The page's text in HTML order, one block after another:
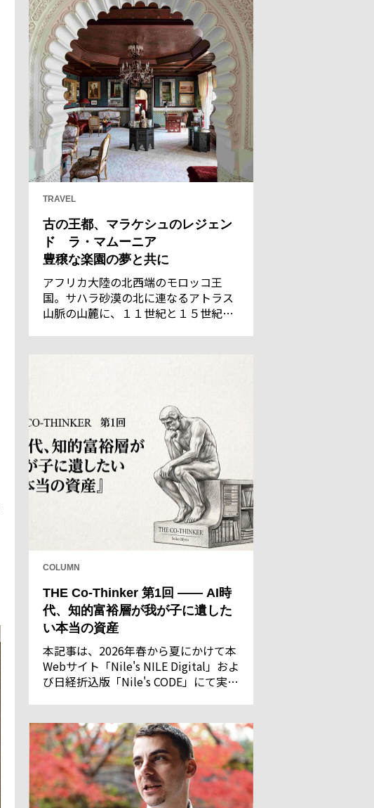
TRAVEL
古の王都、マラケシュのレジェン
ド ラ・マムーニア
豊穣な楽園の夢と共に
アフリカ大陸の北西端のモロッコ王
国。サハラ砂漠の北に連なるアトラス
山脈の山麓に、１１世紀と１５世紀の
COLUMN
THE Co-Thinker 第1回 —— AI時
代、知的富裕層が我が子に遺した
い本当の資産
本記事は、2026年春から夏にかけて本
Webサイト「Nile's NILE Digital」およ
び日経折込版「Nile's CODE」にて実施